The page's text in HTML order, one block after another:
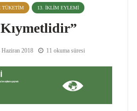
TÜKETIM 13. İKLIM EYLEMI
Haziran 2018 11 okuma süresi